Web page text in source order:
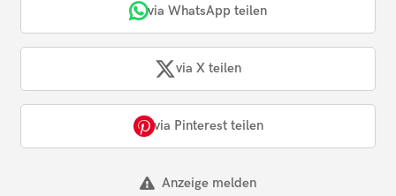
via WhatsApp teilen
via X teilen
via Pinterest teilen
Anzeige melden